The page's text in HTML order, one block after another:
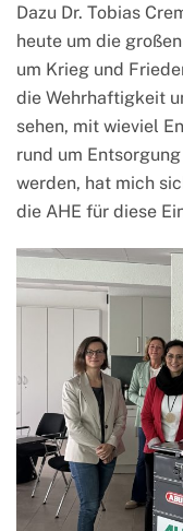
Dazu Dr. Tobias
heute um die
um Krieg und
die Wehrhaftigkeit
sehen, mit wieviel
rund um
werden, hat mich
die AHE für diese